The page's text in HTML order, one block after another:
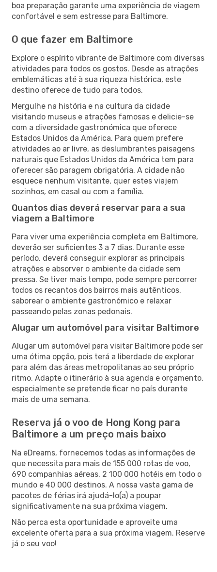
boa preparação garante uma experiência de viagem
confortável e sem estresse para Baltimore.
O que fazer em Baltimore
Explore o espírito vibrante de Baltimore com diversas
atividades para todos os gostos. Desde as atrações
emblemáticas até à sua riqueza histórica, este
destino oferece de tudo para todos.
Mergulhe na história e na cultura da cidade
visitando museus e atrações famosas e delicie-se
com a diversidade gastronómica que oferece
Estados Unidos da América. Para quem prefere
atividades ao ar livre, as deslumbrantes paisagens
naturais que Estados Unidos da América tem para
oferecer são paragem obrigatória. A cidade não
esquece nenhum visitante, quer estes viajem
sozinhos, em casal ou com a família.
Quantos dias deverá reservar para a sua
viagem a Baltimore
Para viver uma experiência completa em Baltimore,
deverão ser suficientes 3 a 7 dias. Durante esse
período, deverá conseguir explorar as principais
atrações e absorver o ambiente da cidade sem
pressa. Se tiver mais tempo, pode sempre percorrer
todos os recantos dos bairros mais autênticos,
saborear o ambiente gastronómico e relaxar
passeando pelas zonas pedonais.
Alugar um automóvel para visitar Baltimore
Alugar um automóvel para visitar Baltimore pode ser
uma ótima opção, pois terá a liberdade de explorar
para além das áreas metropolitanas ao seu próprio
ritmo. Adapte o itinerário à sua agenda e orçamento,
especialmente se pretende ficar no país durante
mais de uma semana.
Reserva já o voo de Hong Kong para
Baltimore a um preço mais baixo
Na eDreams, fornecemos todas as informações de
que necessita para mais de 155 000 rotas de voo,
690 companhias aéreas, 2 100 000 hotéis em todo o
mundo e 40 000 destinos. A nossa vasta gama de
pacotes de férias irá ajudá-lo(a) a poupar
significativamente na sua próxima viagem.
Não perca esta oportunidade e aproveite uma
excelente oferta para a sua próxima viagem. Reserve
já o seu voo!